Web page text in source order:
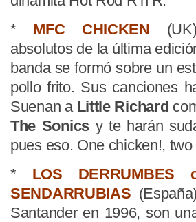
* MFC CHICKEN
absolutos de la última
banda se formó sobre un
pollo frito. Sus canciones
Suenan a Little Richard
The Sonicsy te harán
pues eso. One chicken!,
* LOS DERRUMBES
SENDARRUBIAS
Santander en 1996, son